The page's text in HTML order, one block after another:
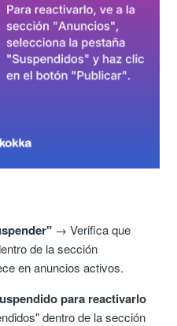
→ Verifica que
de la sección
en anuncios activos.
para reactivarlo
dentro de la sección